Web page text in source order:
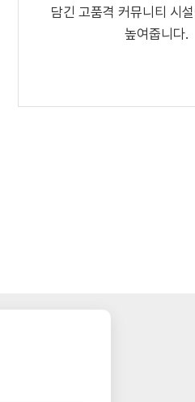
담긴 고품격 커뮤니티 시
높여줍니다.